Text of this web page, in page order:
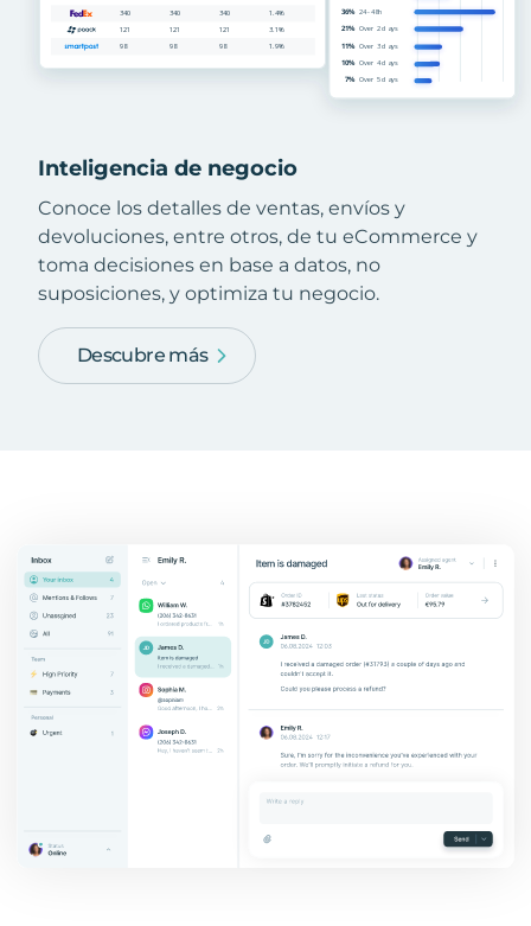
Inteligencia de negocio
Conoce los detalles de ventas, envíos y
devoluciones, entre otros, de tu eCommerce y
toma decisiones en base a datos, no
suposiciones, y optimiza tu negocio.
Descubre más